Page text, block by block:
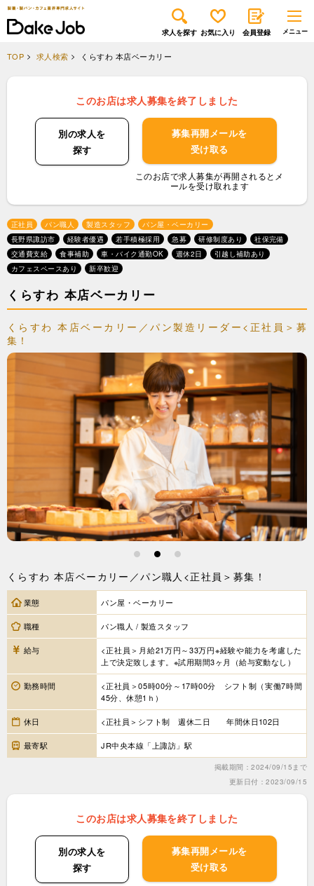
求人を探す お気に入り 会員登録
TOP 求人検索 くらすわ 本店ベーカリー
このお店は求人募集を終了しました
別の求人を
探す
募集再開メールを
受け取る
このお店で求人募集が再開されるとメ
ールを受け取れます
正社員 パン職人 製造スタッフ
パン屋・ベーカリー
長野県諏訪市
経験者優遇 若手積極採用 急募 研修制度あり
社保完備
交通費支給
食事補助 車・バイク通勤OK 週休2日
引越し補助あり
カフェスペースあり
新卒歓迎
くらすわ 本店ベーカリー
くらすわ 本店ベーカリー／パン製造リーダー<正社員＞募
集！
1 2 3
くらすわ 本店ベーカリー／パン職人<正社員＞募集！
業態 パン屋・ベーカリー
職種 パン職人 / 製造スタッフ
給与
<正社員＞月給21万円～33万円※経験や能力を考慮した
上で決定致します。※試用期間3ヶ月（給与変動なし）
勤務時間
<正社員＞05時00分～17時00分 シフト制（実働7時間
45分、休憩1ｈ）
休日 <正社員＞シフト制 週休二日 年間休日102日
最寄駅 JR中央本線「上諏訪」駅
掲載期間：2024/09/15まで
更新日付：2023/09/15
このお店は求人募集を終了しました
別の求人を
探す
募集再開メールを
受け取る